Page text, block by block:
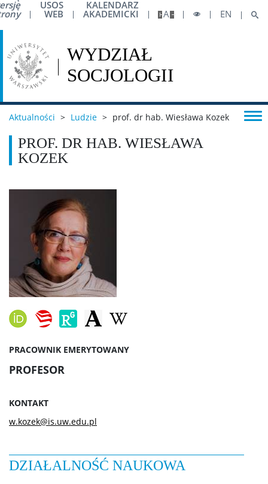
USOS
WEB
KALENDARZ
AKADEMICKI A EN
Harmonogram sesji
IT / Oprogramowanie
Mobilność – Erasmus
Akademiki i stypendia
Konkursy na prace dyplomowe
Raport samooceny
Ważne dokumenty
Strefa studencka
Rada Samorządu Studentów
Aktualności > Ludzie > prof. dr hab. Wiesława Kozek
PROF. DR HAB. WIESŁAWA
KOZEK
PRACOWNIK EMERYTOWANY
PROFESOR
KONTAKT
w.kozek@is.uw.edu.pl
DZIAŁALNOŚĆ NAUKOWA